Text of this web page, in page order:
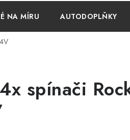
NA MÍRU AUTODOPLŇKY
spínači